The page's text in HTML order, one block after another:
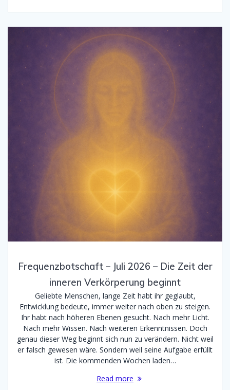
Frequenzbotschaft – Juli 2026 – Die Zeit der
inneren Verkörperung beginnt
Geliebte Menschen, lange Zeit habt ihr geglaubt,
Entwicklung bedeute, immer weiter nach oben zu steigen.
Ihr habt nach höheren Ebenen gesucht. Nach mehr Licht.
Nach mehr Wissen. Nach weiteren Erkenntnissen. Doch
genau dieser Weg beginnt sich nun zu verändern. Nicht weil
er falsch gewesen wäre. Sondern weil seine Aufgabe erfüllt
ist. Die kommenden Wochen laden…
Read more